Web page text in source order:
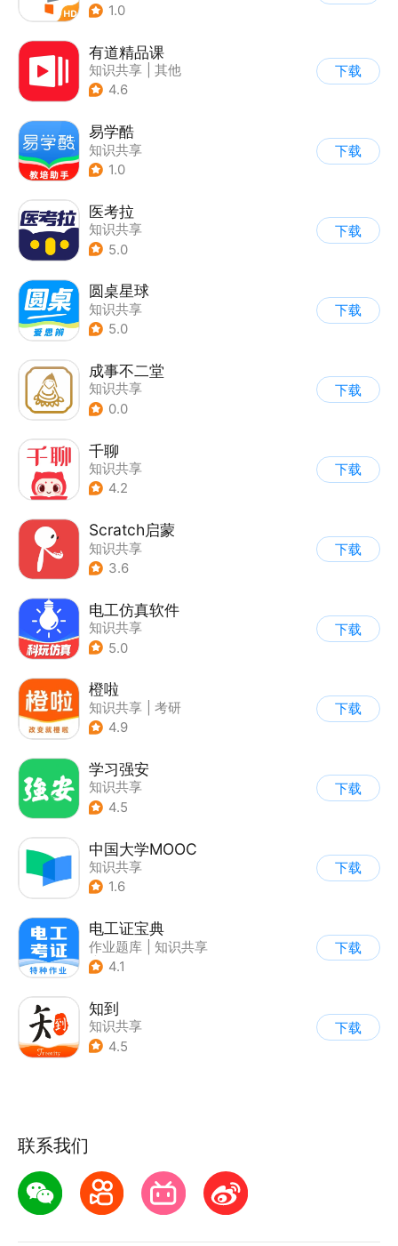
1.0
有道精品课
知识共享
其他
4.6
下载
易学酷
知识共享
1.0
下载
医考拉
知识共享
5.0
下载
圆桌星球
知识共享
5.0
下载
成事不二堂
知识共享
0.0
下载
千聊
知识共享
4.2
下载
Scratch启蒙
知识共享
3.6
下载
电工仿真软件
知识共享
5.0
下载
橙啦
知识共享
考研
4.9
下载
学习强安
知识共享
4.5
下载
中国大学MOOC
知识共享
1.6
下载
电工证宝典
作业题库
知识共享
| 其他
4.1
下载
知到
知识共享
4.5
下载
联系我们